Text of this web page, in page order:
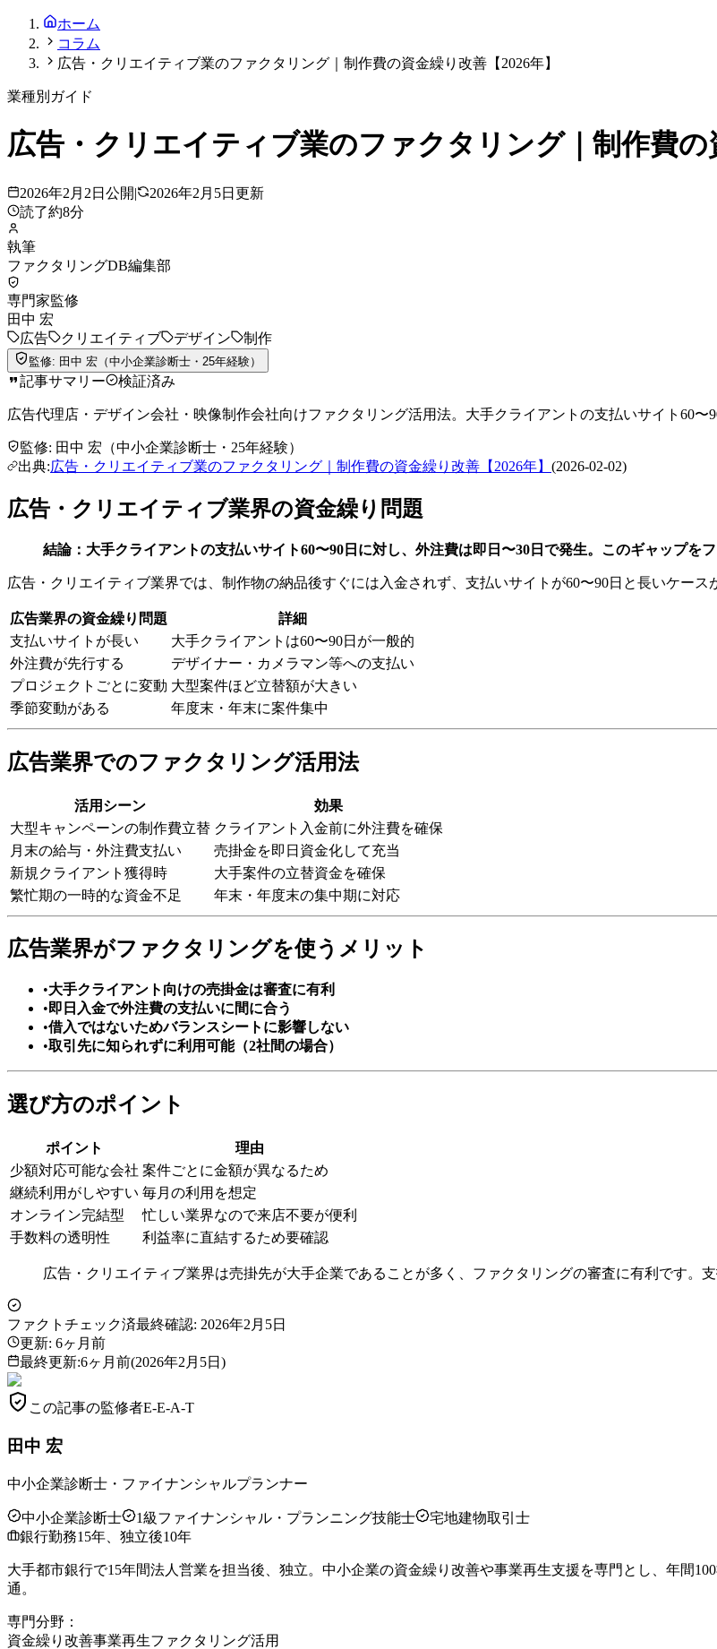
ホーム
コラム
広告・クリエイティブ業のファクタリング｜制作費の資金繰り改善【2026年】
業種別ガイド
広告・クリエイティブ業のファクタリング｜制作費の
2026年2月2日 公開| 2026年2月5日 更新
読了約8分
執筆
ファクタリングDB編集部
専門家監修
田中 宏
広告
クリエイティブ デザイン 制作
監修: 田中 宏 （中小企業診断士 ・25年経験）
記事サマリー 検証済み
広告代理店・デザイン会社・映像制作会社向けファクタリング活用法。大手クライアントの支払いサイト60〜
監修: 田中 宏 （中小企業診断士 ・25年経験）
出典:広告・クリエイティブ業のファクタリング｜制作費の資金繰り改善【2026年】 (2026-02-02)
広告・クリエイティブ業界の資金繰り問題
結論：大手クライアントの支払いサイト60〜90日に対し、外注費は即日〜30日で発生。このギャップを
広告・クリエイティブ業界では、制作物の納品後すぐには入金されず、支払いサイトが60〜90日と長いケース
広告業界の資金繰り問題
詳細
支払いサイトが長い
大手クライアントは60〜90日が一般的
外注費が先行する
デザイナー・カメラマン等への支払い
プロジェクトごとに変動 大型案件ほど立替額が大きい
季節変動がある
年度末・年末に案件集中
広告業界でのファクタリング活用法
活用シーン
効果
大型キャンペーンの制作費立替 クライアント入金前に外注費を確保
月末の給与・外注費支払い
売掛金を即日資金化して充当
新規クライアント獲得時
大手案件の立替資金を確保
繁忙期の一時的な資金不足
年末・年度末の集中期に対応
広告業界がファクタリングを使うメリット
•大手クライアント向けの売掛金は審査に有利
•即日入金で外注費の支払いに間に合う
•借入ではないためバランスシートに影響しない
•取引先に知られずに利用可能（2社間の場合）
選び方のポイント
ポイント
理由
少額対応可能な会社 案件ごとに金額が異なるため
継続利用がしやすい 毎月の利用を想定
オンライン完結型
忙しい業界なので来店不要が便利
手数料の透明性
利益率に直結するため要確認
広告・クリエイティブ業界は売掛先が大手企業であることが多く、ファクタリングの審査に有利です。
ファクトチェック済最終確認: 2026年2月5日
更新: 6ヶ月前
最終更新:6ヶ月前(2026年2月5日 )
この記事の監修者E-E-A-T
田中 宏
中小企業診断士・ファイナンシャルプランナー
中小企業診断士 1級ファイナンシャル・プランニング技能士
宅地建物取引士
銀行勤務15年、独立後10年
大手都市銀行で15年間法人営業を担当後、独立。中小企業の資金繰り改善や事業再生支援を専門とし、年間
通。
専門分野：
資金繰り改善事業再生ファクタリング活用